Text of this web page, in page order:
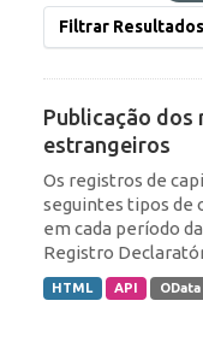
Filtrar Resultados
Publicação
estrangeiros
Os registros de
seguintes tipos de
em cada período
Registro
HTML API OData